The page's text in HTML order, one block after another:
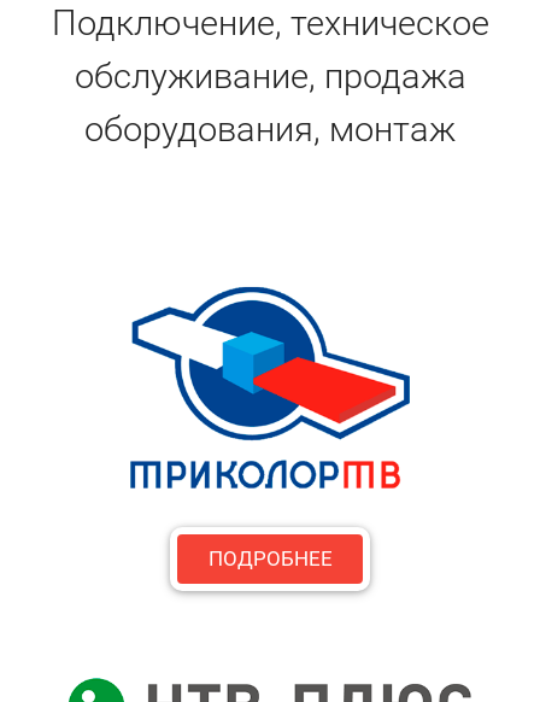
Подключение, техническое
обслуживание, продажа
оборудования, монтаж
ПОДРОБНЕЕ